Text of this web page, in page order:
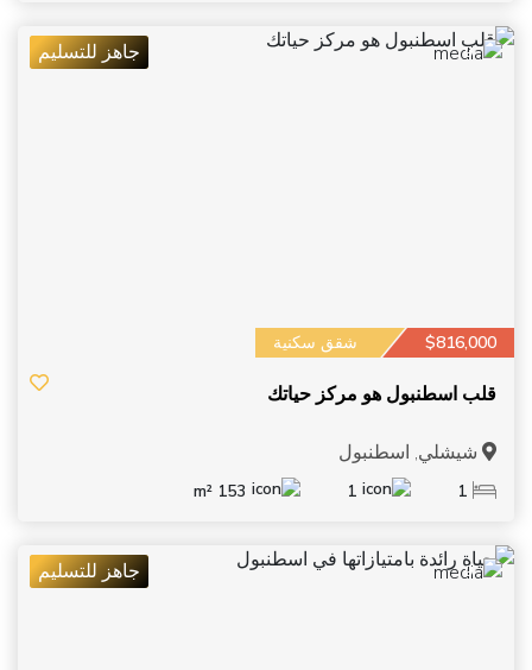
9 جاهز للتسليم
شقق سكنية $816,000
قلب اسطنبول هو مركز حياتك
شيشلي, اسطنبول
1
1
153 m²
9 جاهز للتسليم